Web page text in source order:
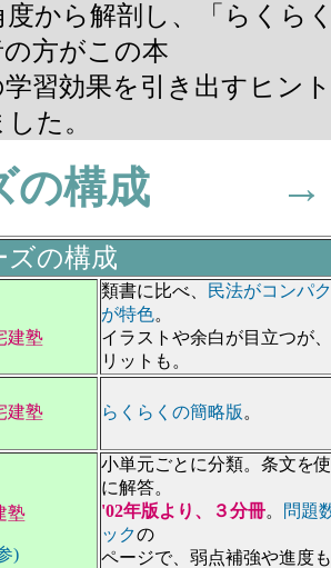
から解剖し、「らくら
方がこの本
習効果を引き出すヒン
た。
ズの構成 →
ズの構成
建塾
類書に比べ、
民法がコンパ
が特色。
イラストや余白が目立つが
リットも。
建塾 らくらくの簡略版 。
塾
)
小単元ごとに分類。条文を
に解答。
'02年版より、３分冊。
問題
ックの
ページで、弱点補強や進度